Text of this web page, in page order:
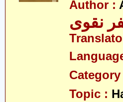
Author :
نقوی
Category
Topic :